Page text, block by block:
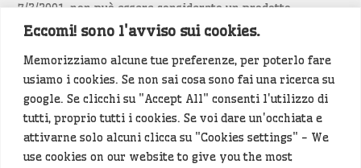
Eccomi! sono l'avviso sui cookies.
Memorizziamo alcune tue preferenze, per poterlo fare
usiamo i cookies. Se non sai cosa sono fai una ricerca su
google. Se clicchi su "Accept All" consenti l'utilizzo di
tutti, proprio tutti i cookies. Se voi dare un'occhiata e
attivarne solo alcuni clicca su "Cookies settings" - We
use cookies on our website to give you the most
7/3/2001, non può essere considerato un prodotto
editoriale.
Siamo attenti a non violare copyright e diritti
d’immagine. Se un contenuto è di tua proprietà e vuoi
richiederne la rimozionediccelo(<- clicca per inviarci un
messaggio).
Alcuni articoli sono generati in bozza rielaborando, con